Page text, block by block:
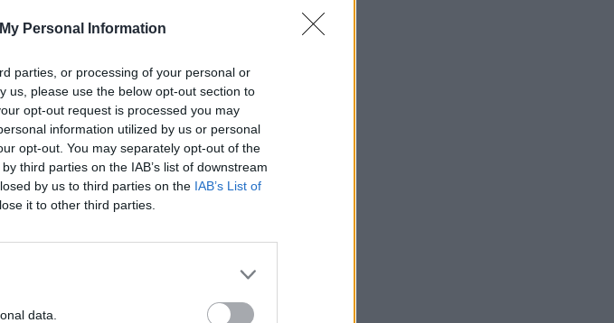
Personal Information
parties, or processing of your personal or
us, please use the below opt-out section to
opt-out request is processed you may
information utilized by us or personal
opt-out. You may separately opt-out of the
third parties on the IAB’s list of downstream
by us to third parties on the IAB’s List of
it to other third parties.
data.